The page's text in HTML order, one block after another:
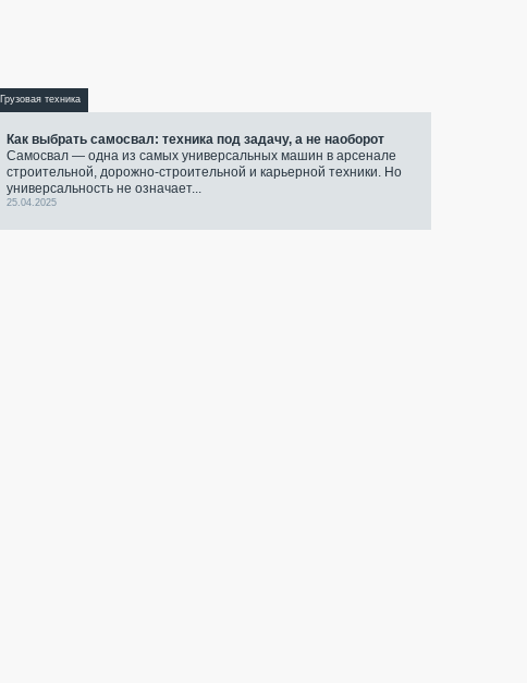
Грузовая техника
Как выбрать самосвал: техника под задачу, а не наоборот
Самосвал — одна из самых универсальных машин в арсенале
строительной, дорожно-строительной и карьерной техники. Но
универсальность не означает...
25.04.2025